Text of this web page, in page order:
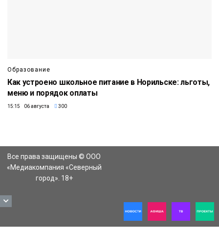
Образование
Как устроено школьное питание в Норильске: льготы,
меню и порядок оплаты
15:15 06 августа 300
Все права защищены © ООО
«Медиакомпания «Северный
город». 18+